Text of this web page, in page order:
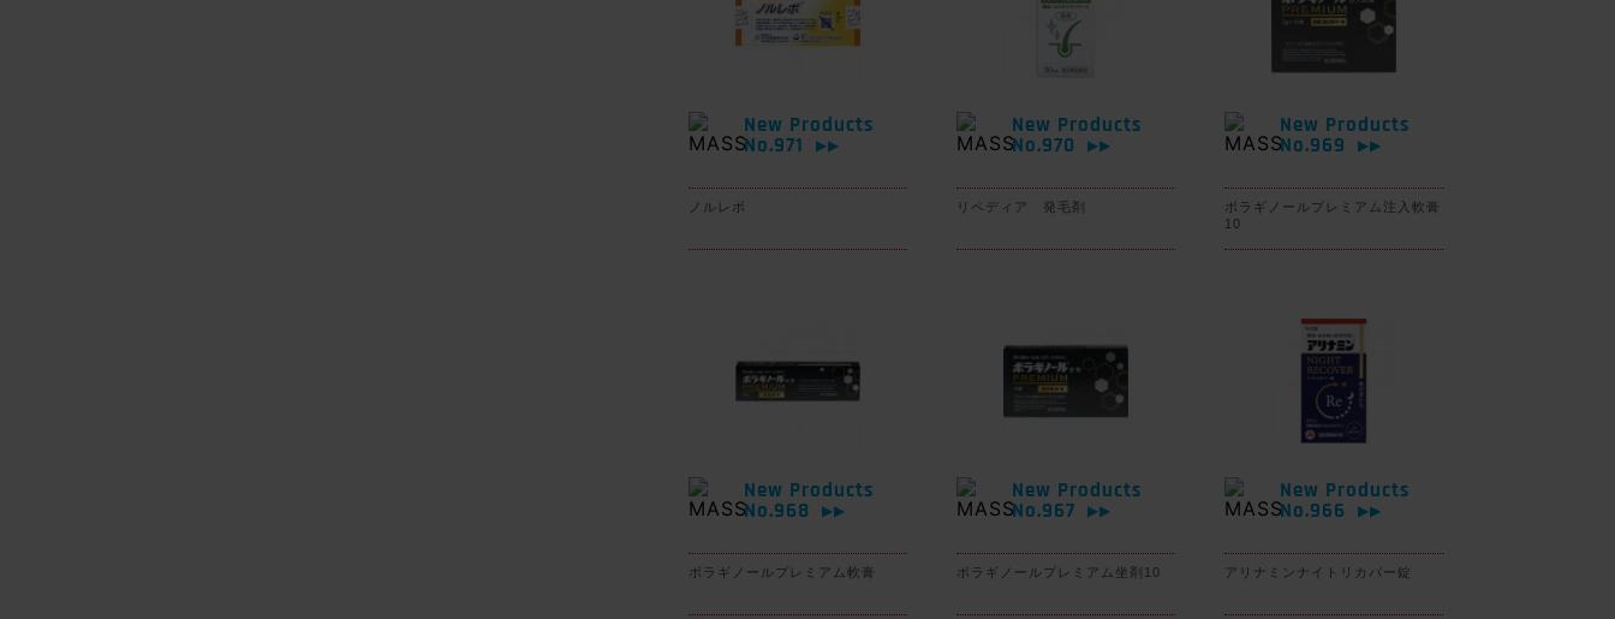
New Products
No.971
▶▶
ノルレボ
New Products
No.970
▶▶
リペディア 発毛剤
New Products
No.969
▶▶
ボラギノールプレミアム注入軟膏
10
New Products
No.968
▶▶
ボラギノールプレミアム軟膏
New Products
No.967
▶▶
ボラギノールプレミアム坐剤10
New Products
No.966
▶▶
アリナミンナイトリカバー錠